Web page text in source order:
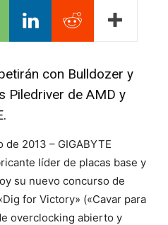
con Bulldozer y
Piledriver de AMD y
de 2013 – GIGABYTE
líder de placas base y
su nuevo concurso de
for Victory» («Cavar para
overclocking abierto y